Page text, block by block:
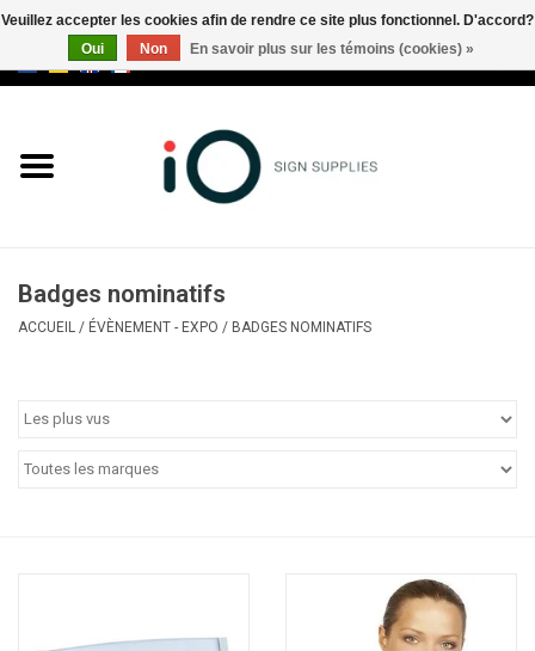
Marques
Appelez-nous au +32 3 353 67
Badges nominatifs
ACCUEIL / ÉVÈNEMENT - EXPO / BADGES NOMINATIFS
Veuillez accepter les cookies afin de rendre ce site plus fonctionnel. D'accord?
Oui
Non En savoir plus sur les témoins (cookies) »